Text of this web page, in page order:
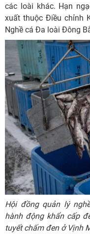
các loài khác. Hạn
xuất thuộc Điều chỉnh
Nghề cá Đa loài Đông
Hội đồng quản lý
hành động khẩn cấp
tuyết chấm đen ở Vịnh